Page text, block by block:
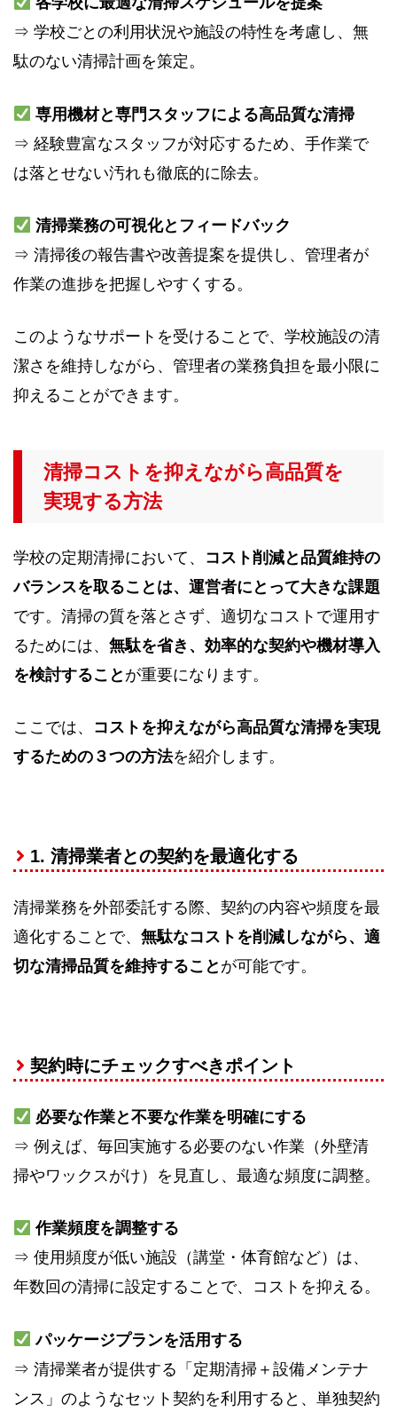
⇒ 学校ごとの利用状況や施設の特性を考慮し、無
駄のない清掃計画を策定。
専用機材と専門スタッフによる高品質な清掃
⇒ 経験豊富なスタッフが対応するため、手作業で
は落とせない汚れも徹底的に除去。
清掃業務の可視化とフィードバック
⇒ 清掃後の報告書や改善提案を提供し、管理者が
作業の進捗を把握しやすくする。
このようなサポートを受けることで、学校施設の清
潔さを維持しながら、管理者の業務負担を最小限に
抑えることができます。
清掃コストを抑えながら高品質を
実現する方法
学校の定期清掃において、 コスト削減と品質維持の
バランスを取ることは、運営者にとって大きな課題
です。清掃の質を落とさず、適切なコストで運用す
るためには、 無駄を省き、効率的な契約や機材導入
を検討すること が重要になります。
ここでは、 コストを抑えながら高品質な清掃を実現
するための３つの方法を紹介します。
1. 清掃業者との契約を最適化する
清掃業務を外部委託する際、契約の内容や頻度を最
適化することで、 無駄なコストを削減しながら、適
切な清掃品質を維持すること が可能です。
契約時にチェックすべきポイント
必要な作業と不要な作業を明確にする
⇒ 例えば、毎回実施する必要のない作業（外壁清
掃やワックスがけ）を見直し、最適な頻度に調整。
作業頻度を調整する
⇒ 使用頻度が低い施設（講堂・体育館など）は、
年数回の清掃に設定することで、コストを抑える。
パッケージプランを活用する
⇒ 清掃業者が提供する「定期清掃＋設備メンテナ
ンス」のようなセット契約を利用すると、単独契約